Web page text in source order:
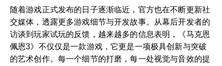
随着游戏正式发布的日子逐渐临近，官方也在不断更新社
交媒体，透露更多游戏细节与开发故事。从幕后开发者的
访谈到玩家试玩的反馈，越来越多的信息表明，《马克恩
佩恩3》不仅仅是一款游戏，它更是一项极具创新与突破
的艺术创作。每一个细节的打磨，每一处视觉与音效的提